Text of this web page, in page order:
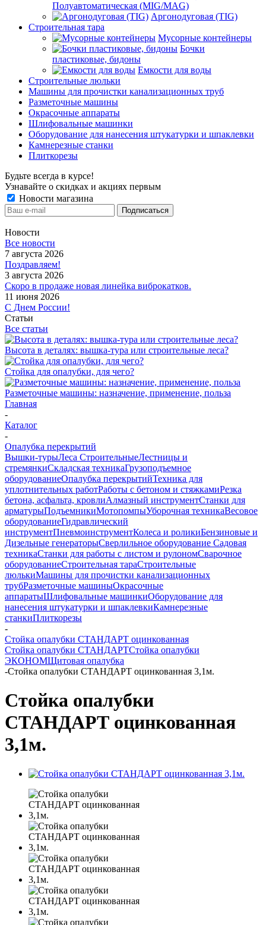
Полуавтоматическая (MIG/MAG)
Аргонодуговая (TIG)
Строительная тара
Мусорные контейнеры
Бочки
пластиковые, бидоны
Емкости для воды
Строительные люльки
Машины для прочистки канализационных труб
Разметочные машины
Окрасочные аппараты
Шлифовальные машинки
Оборудование для нанесения штукатурки и шпаклевки
Камнерезные станки
Плиткорезы
Будьте всегда в курсе!
Узнавайте о скидках и акциях первым
Новости магазина
Новости
Все новости
7 августа 2026
Поздравляем!
3 августа 2026
Скоро в продаже новая линейка виброкатков.
11 июня 2026
С Днем России!
Статьи
Все статьи
Высота в деталях: вышка-тура или строительные леса?
Стойка для опалубки, для чего?
Разметочные машины: назначение, применение, польза
Главная
-
Каталог
-
Опалубка перекрытий
Вышки-турыЛеса СтроительныеЛестницы и
стремянкиСкладская техникаГрузоподъемное
оборудованиеОпалубка перекрытийТехника для
уплотнительных работРаботы с бетоном и стяжкамиРезка
бетона, асфальта, кровлиАлмазный инструментСтанки для
арматурыПодъемникиМотопомпыУборочная техникаВесовое
оборудованиеГидравлический
инструментПневмоинструментКолеса и роликиБензиновые и
Дизельные генераторыСверлильное оборудование Садовая
техникаСтанки для работы с листом и рулономСварочное
оборудованиеСтроительная тараСтроительные
люлькиМашины для прочистки канализационных
трубРазметочные машиныОкрасочные
аппаратыШлифовальные машинкиОборудование для
нанесения штукатурки и шпаклевкиКамнерезные
станкиПлиткорезы
-
Стойка опалубки СТАНДАРТ оцинкованная
Стойка опалубки СТАНДАРТСтойка опалубки
ЭКОНОМЩитовая опалубка
-Стойка опалубки СТАНДАРТ оцинкованная 3,1м.
Стойка опалубки
СТАНДАРТ оцинкованная
3,1м.